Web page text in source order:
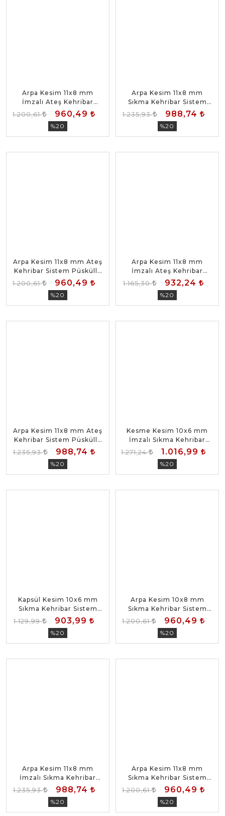
Arpa Kesim 11x8 mm
İmzalı Ateş Kehribar
Sistem Püsküllü Tesbih
1.200,61 960,49
%20
Arpa Kesim 11x8 mm
Sıkma Kehribar Sistem
Püsküllü Tesbih
1.235,93 988,74
%20
Arpa Kesim 11x8 mm Ateş
Kehribar Sistem Püsküllü
Tesbih
1.200,61 960,49
%20
Arpa Kesim 11x8 mm
İmzalı Ateş Kehribar
Sistem Püsküllü Tesbih
1.165,30 932,24
%20
Arpa Kesim 11x8 mm Ateş
Kehribar Sistem Püsküllü
Tesbih
1.235,93 988,74
%20
Kesme Kesim 10x6 mm
İmzalı Sıkma Kehribar
Sistem Püsküllü Tesbih
1.271,24 1.016,99
%20
Kapsül Kesim 10x6 mm
Sıkma Kehribar Sistem
Püsküllü Tesbih
1.129,99 903,99
%20
Arpa Kesim 10x8 mm
Sıkma Kehribar Sistem
Püsküllü Tesbih
1.200,61 960,49
%20
Arpa Kesim 11x8 mm
İmzalı Sıkma Kehribar
Sistem Püsküllü Tesbih
1.235,93 988,74
%20
Arpa Kesim 11x8 mm
Sıkma Kehribar Sistem
Püsküllü Tesbih
1.200,61 960,49
%20